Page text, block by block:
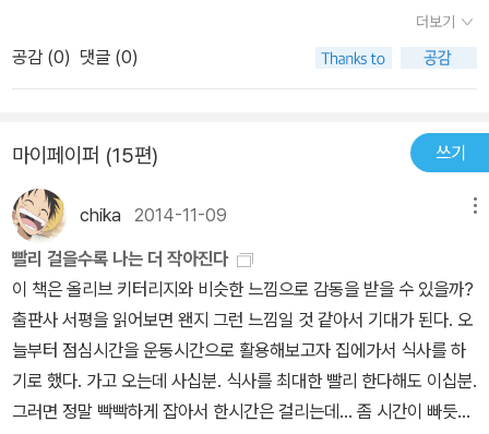
을 수 있는 추리소설이고, 거기에 인간의 감추어진 내면, 즉 '보이는
것만이 전부가 아니라는 것' 을 다시 한 번 생각하게 해 준다.
면서 읽기에 부족한 것은 아니라고 생각합니다. 140621-140621/1
40621
로 인하여서 성공을 하였지만 피부색이 가지고 있는 차별의 감정에
대하여서 일종의 저항을 하면서 자신의 순수한 정체성을 찾기 위하여
서 부모를 찾지만 생모의 행동에서 느낄수가 있던 감정은 자신의 주
을 버는것에만 집착을 하면서 왜 자신이 정체성으로 인하여서 많은
고민을 하는지에 대하여서는 관심이 없는 모습을 보였기 때문에 더욱
아프리카의 흑인문화에 대하여서 깊은 관심을 가지고 있었고 자신의
현재를 가지게 만들어준 아버지를 찾기 위하여서 노력을 하는 과정을
보여줍니다. 성공한 모델로 주변에 있는 사람들이 모두가 자신에게
많은 관심을 가지고 있지만 그러한 관심이 나타내는 부분은 오직 자
신의 돈을 향한 애정이나 아니면 명성을 얻을수가 있을지에 대하여서
보이는 저급한 관심만이 있고 주변의 인물들도 모두가 저급한 모습을
보여주고 있는데 약물에 취하여서 움직이는 미래가 아닌 현재만을 신
더보기
공감 (0) 댓글 (0)
마이페이퍼 (15편) 쓰기
chika 2014-11-09
빨리 걸을수록 나는 더 작아진다
이 책은 올리브 키터리지와 비슷한 느낌으로 감동을 받을 수 있을까?
출판사 서평을 읽어보면 왠지 그런 느낌일 것 같아서 기대가 된다. 오
늘부터 점심시간을 운동시간으로 활용해보고자 집에가서 식사를 하
기로 했다. 가고 오는데 사십분. 식사를 최대한 빨리 한다해도 이십분.
그러면 정말 빡빡하게 잡아서 한시간은 걸리는데... 좀 시간이 빠듯하